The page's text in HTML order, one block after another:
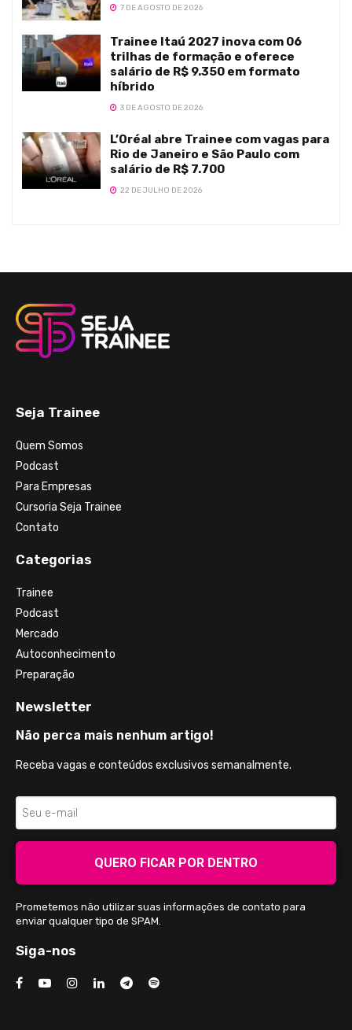
7 DE AGOSTO DE 2026
Trainee Itaú 2027 inova com 06
trilhas de formação e oferece
salário de R$ 9.350 em formato
híbrido
3 DE AGOSTO DE 2026
L’Oréal abre Trainee com vagas para
Rio de Janeiro e São Paulo com
salário de R$ 7.700
22 DE JULHO DE 2026
Seja Trainee
Quem Somos
Podcast
Para Empresas
Cursoria Seja Trainee
Contato
Categorias
Trainee
Podcast
Mercado
Autoconhecimento
Preparação
Newsletter
Não perca mais nenhum artigo!
Receba vagas e conteúdos exclusivos semanalmente.
QUERO FICAR POR DENTRO
Prometemos não utilizar suas informações de contato para
enviar qualquer tipo de SPAM.
Siga-nos